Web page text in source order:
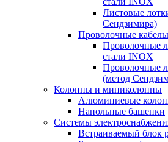
Листовые
Сендзимира)
Проволочные
Проволочные
стали INOX
Проволочные
(метод
Колонны и миниколонны
Алюминиевые
Напольные башенки
Системы
Встраиваемый блок